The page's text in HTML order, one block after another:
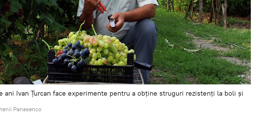
ani Ivan Țurcan face experimente pentru a obține struguri rezistenți la boli și
Panasenco